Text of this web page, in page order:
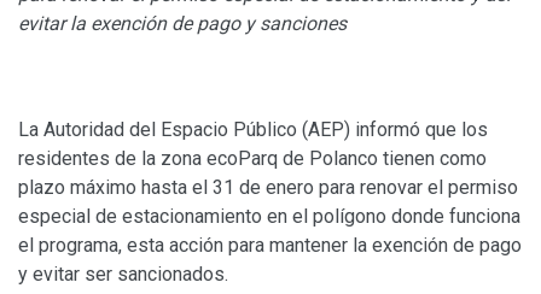
evitar la exención de pago y sanciones
La Autoridad del Espacio Público (AEP) informó que los
residentes de la zona ecoParq de Polanco tienen como
plazo máximo hasta el 31 de enero para renovar el permiso
especial de estacionamiento en el polígono donde funciona
el programa, esta acción para mantener la exención de pago
y evitar ser sancionados.